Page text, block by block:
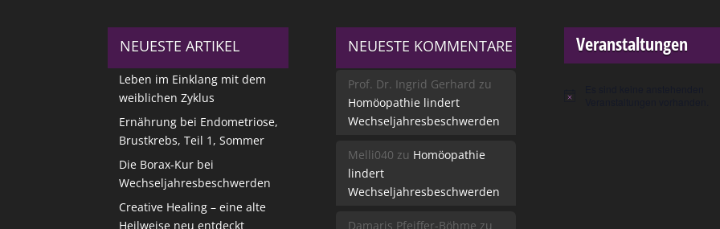
NEUESTE ARTIKEL
Leben im Einklang mit dem
weiblichen Zyklus
Ernährung bei Endometriose,
Brustkrebs, Teil 1, Sommer
Die Borax-Kur bei
Wechseljahresbeschwerden
Creative Healing – eine alte
Heilweise neu entdeckt
NEUESTE KOMMENTARE
Prof. Dr. Ingrid Gerhard zu
Homöopathie lindert
Wechseljahresbeschwerden
Melli040 zu Homöopathie
lindert
Wechseljahresbeschwerden
Damaris Pfeiffer-Böhme zu
Veranstaltungen
Hinweis